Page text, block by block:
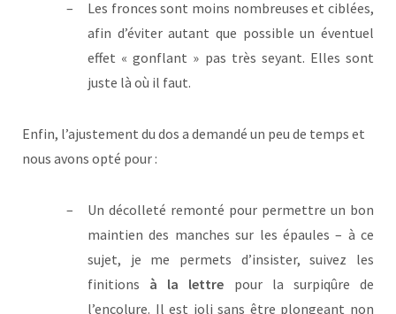
Les fronces sont moins nombreuses et ciblées,
afin d’éviter autant que possible un éventuel
effet « gonflant » pas très seyant. Elles sont
juste là où il faut.
Enfin, l’ajustement du dos a demandé un peu de temps et
nous avons opté pour :
Un décolleté remonté pour permettre un bon
maintien des manches sur les épaules – à ce
sujet, je me permets d’insister, suivez les
finitions à la lettre pour la surpiqûre de
l’encolure. Il est joli sans être plongeant non